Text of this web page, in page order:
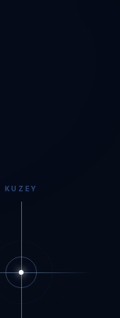
KUZEY